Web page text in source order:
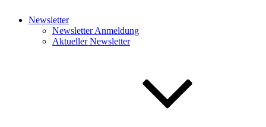
Newsletter
Newsletter Anmeldung
Aktueller Newsletter